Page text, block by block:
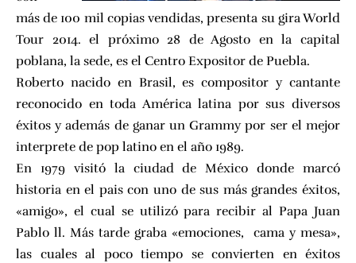
más de 100 mil copias vendidas, presenta su gira World
Tour 2014. el próximo 28 de Agosto en la capital
poblana, la sede, es el Centro Expositor de Puebla.
Roberto nacido en Brasil, es compositor y cantante
reconocido en toda América latina por sus diversos
éxitos y además de ganar un Grammy por ser el mejor
interprete de pop latino en el año 1989.
En 1979 visitó la ciudad de México donde marcó
historia en el pais con uno de sus más grandes éxitos,
«amigo», el cual se utilizó para recibir al Papa Juan
Pablo ll. Más tarde graba «emociones, cama y mesa»,
las cuales al poco tiempo se convierten en éxitos